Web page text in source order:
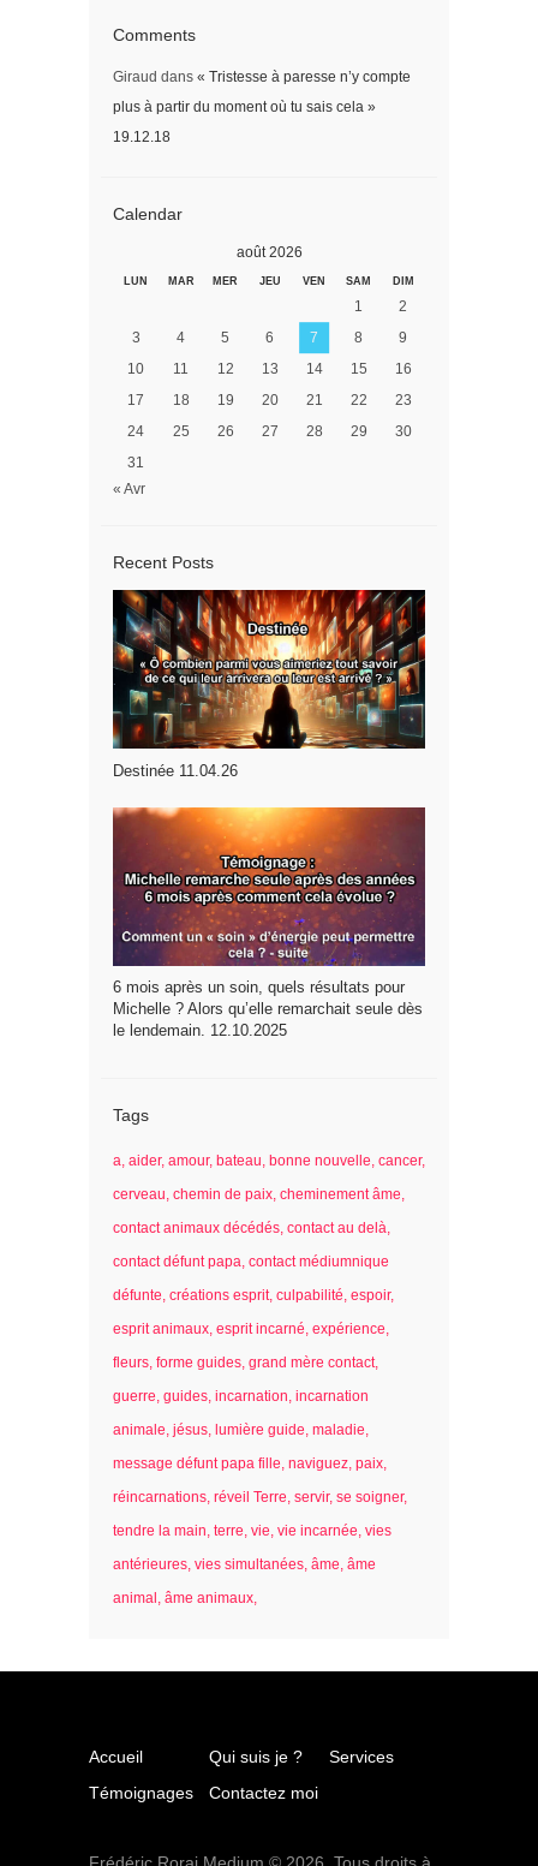
Comments
Giraud dans « Tristesse à paresse n’y compte
plus à partir du moment où tu sais cela »
19.12.18
Calendar
août 2026
LUN MAR MER JEU VEN SAM DIM
1
2
3
4 5 6 7 8
9
10
11 12 13 14 15
16
17
18 19 20 21 22
23
24
25 26 27 28 29
30
31
« Avr
Recent Posts
Destinée 11.04.26
6 mois après un soin, quels résultats pour
Michelle ? Alors qu’elle remarchait seule dès
le lendemain. 12.10.2025
Tags
a aider amour bateau bonne nouvelle cancer
cerveau chemin de paix cheminement âme
contact animaux décédés contact au delà
contact défunt papa contact médiumnique
défunte créations esprit culpabilité espoir
esprit animaux esprit incarné expérience
fleurs forme guides grand mère contact
guerre guides incarnation incarnation
animale jésus lumière guide maladie
message défunt papa fille naviguez paix
réincarnations réveil Terre servir se soigner
tendre la main terre vie vie incarnée vies
antérieures vies simultanées âme âme
animal
âme animaux
Accueil Qui suis je ?
Services
Témoignages
Contactez moi